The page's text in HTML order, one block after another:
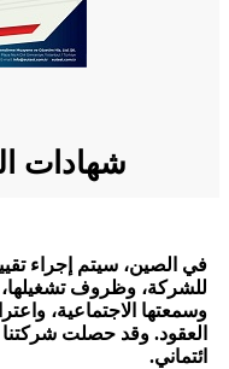
شهادات
في الصين، سيتم إجراء
للشركة، وظروف تشغيلها،
وسمعتها الاجتماعية،
ائتماني.